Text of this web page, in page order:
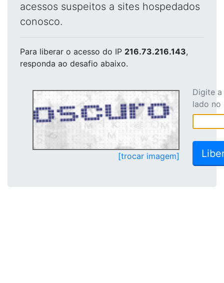
acessos suspeitos a sites hospedados
conosco.
Para liberar o acesso do IP 216.73.216.143,
responda ao desafio abaixo.
[trocar imagem]
Digite
lado no